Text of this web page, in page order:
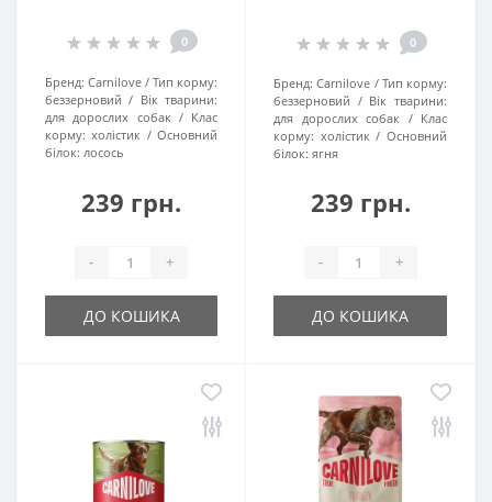
0
Бренд: Carnilove
Тип корму:
беззерновий
Вік тварини:
для дорослих собак
Клас
корму: холістик
Основний
білок: лосось
239 грн.
- +
ДО КОШИКА
0
Бренд: Carnilove
Тип корму:
беззерновий
Вік тварини:
для дорослих собак
Клас
корму: холістик
Основний
білок: ягня
239 грн.
- +
ДО КОШИКА